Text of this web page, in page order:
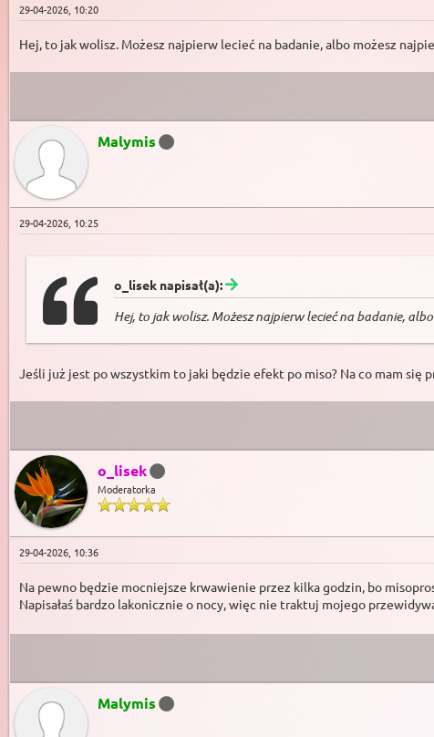
29-04-2026, 10:20
Hej, to jak wolisz. Możesz najpierw lecieć na badanie, albo możesz
Malymis
29-04-2026, 10:25
o_lisek napisał(a):
Hej, to jak wolisz. Możesz najpierw lecieć na badanie,
Jeśli już jest po wszystkim to jaki będzie efekt po miso? Na co mam się
o_lisek
Moderatorka
29-04-2026, 10:36
Na pewno będzie mocniejsze krwawienie przez kilka godzin, bo
Napisałaś bardzo lakonicznie o nocy, więc nie traktuj mojego
Malymis